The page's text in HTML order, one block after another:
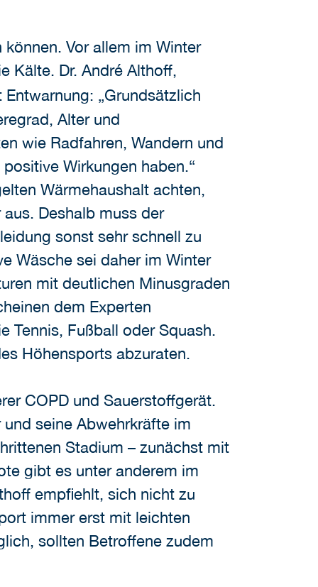
Vor allem im Winter
Kälte. Dr. André Althoff,
Entwarnung: „Grundsätzlich
Alter und
wie Radfahren, Wandern und
Wirkungen haben.“
Wärmehaushalt achten,
Deshalb muss der
sonst sehr schnell zu
Wäsche sei daher im Winter
mit deutlichen Minusgraden
dem Experten
Tennis, Fußball oder Squash.
Höhensports abzuraten.
COPD und Sauerstoffgerät.
seine Abwehrkräfte im
Stadium – zunächst mit
gibt es unter anderem im
empfiehlt, sich nicht zu
immer erst mit leichten
sollten Betroffene zudem